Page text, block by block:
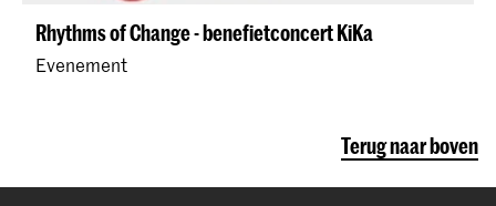
Rhythms of Change - benefietconcert KiKa
Evenement
Terug naar boven